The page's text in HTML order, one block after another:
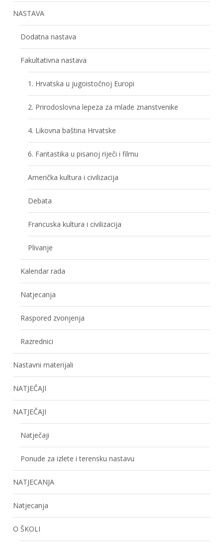
NASTAVA
Dodatna nastava
Fakultativna nastava
1. Hrvatska u jugoistočnoj Europi
2. Prirodoslovna lepeza za mlade znanstvenike
4. Likovna baština Hrvatske
6. Fantastika u pisanoj riječi i filmu
Američka kultura i civilizacija
Debata
Francuska kultura i civilizacija
Plivanje
Kalendar rada
Natjecanja
Raspored zvonjenja
Razrednici
Nastavni materijali
NATJEČAJI
NATJEČAJI
Natječaji
Ponude za izlete i terensku nastavu
NATJECANJA
Natjecanja
O ŠKOLI